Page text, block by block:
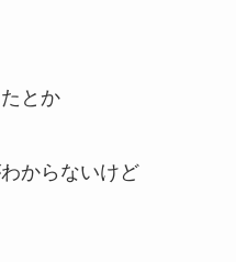
とか
からないけど